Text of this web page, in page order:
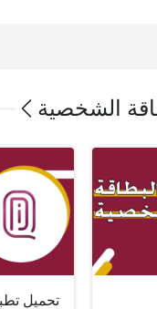
الشخصية
تحميل